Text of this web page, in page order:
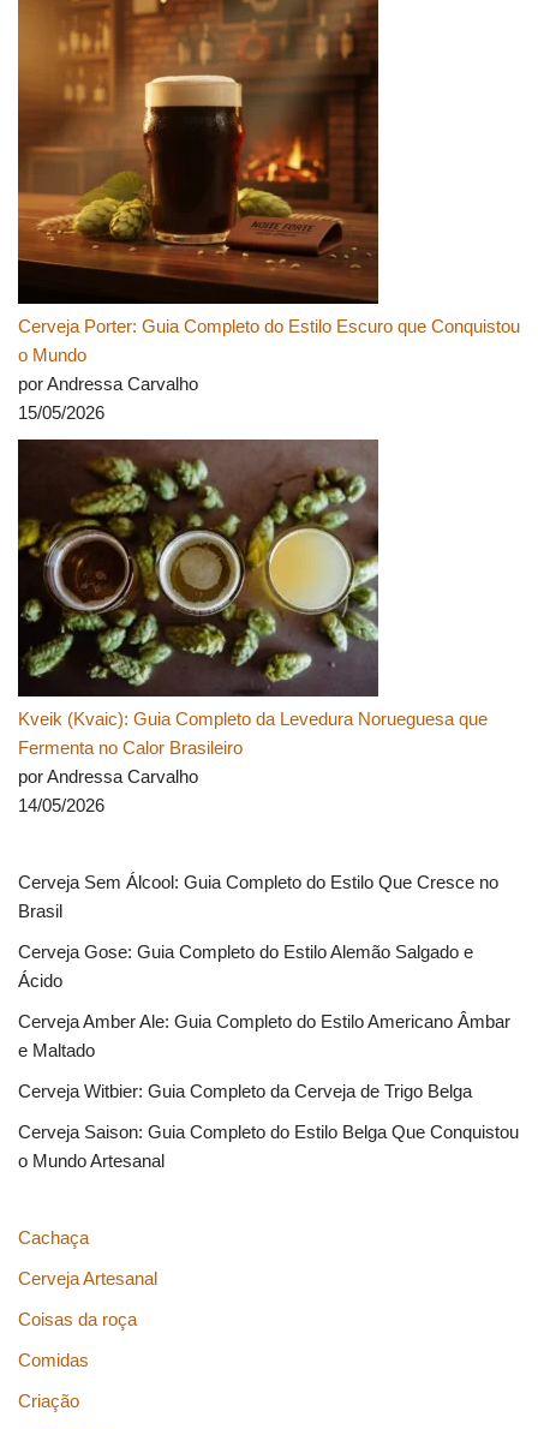
Cerveja Porter: Guia Completo do Estilo Escuro que Conquistou
o Mundo
por Andressa Carvalho
15/05/2026
Kveik (Kvaic): Guia Completo da Levedura Norueguesa que
Fermenta no Calor Brasileiro
por Andressa Carvalho
14/05/2026
Cerveja Sem Álcool: Guia Completo do Estilo Que Cresce no
Brasil
Cerveja Gose: Guia Completo do Estilo Alemão Salgado e
Ácido
Cerveja Amber Ale: Guia Completo do Estilo Americano Âmbar
e Maltado
Cerveja Witbier: Guia Completo da Cerveja de Trigo Belga
Cerveja Saison: Guia Completo do Estilo Belga Que Conquistou
o Mundo Artesanal
Cachaça
Cerveja Artesanal
Coisas da roça
Comidas
Criação